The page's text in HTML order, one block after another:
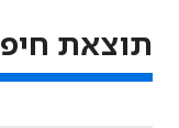
תוצאת